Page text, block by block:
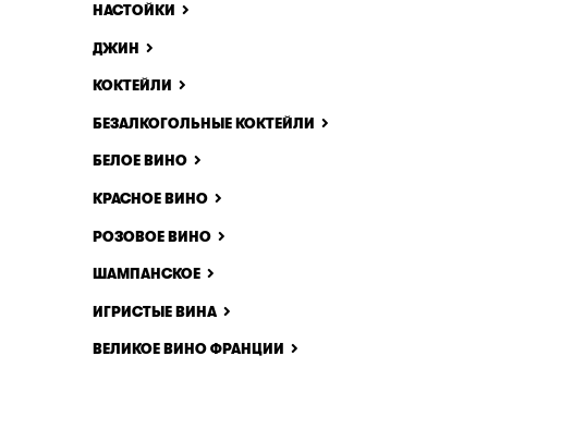
НАСТОЙКИ
ДЖИН
КОКТЕЙЛИ
БЕЗАЛКОГОЛЬНЫЕ КОКТЕЙЛИ
БЕЛОЕ ВИНО
КРАСНОЕ ВИНО
РОЗОВОЕ ВИНО
ШАМПАНСКОЕ
ИГРИСТЫЕ ВИНА
ВЕЛИКОЕ ВИНО ФРАНЦИИ